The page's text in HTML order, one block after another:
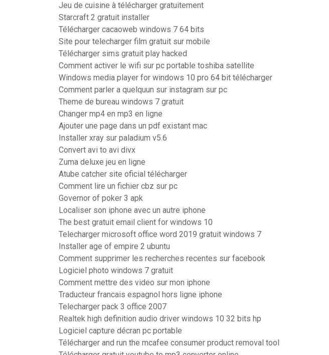
Jeu de cuisine à télécharger gratuitement
Starcraft 2 gratuit installer
Télécharger cacaoweb windows 7 64 bits
Site pour telecharger film gratuit sur mobile
Télécharger sims gratuit play hacked
Comment activer le wifi sur pc portable toshiba satellite
Windows media player for windows 10 pro 64 bit télécharger
Comment parler a quelquun sur instagram sur pc
Theme de bureau windows 7 gratuit
Changer mp4 en mp3 en ligne
Ajouter une page dans un pdf existant mac
Installer xray sur paladium v5.6
Convert avi to avi divx
Zuma deluxe jeu en ligne
Atube catcher site oficial télécharger
Comment lire un fichier cbz sur pc
Governor of poker 3 apk
Localiser son iphone avec un autre iphone
The best gratuit email client for windows 10
Telecharger microsoft office word 2019 gratuit windows 7
Installer age of empire 2 ubuntu
Comment supprimer les recherches recentes sur facebook
Logiciel photo windows 7 gratuit
Comment mettre des video sur mon iphone
Traducteur francais espagnol hors ligne iphone
Telecharger pack 3 office 2007
Realtek high definition audio driver windows 10 32 bits hp
Logiciel capture décran pc portable
Télécharger and run the mcafee consumer product removal tool